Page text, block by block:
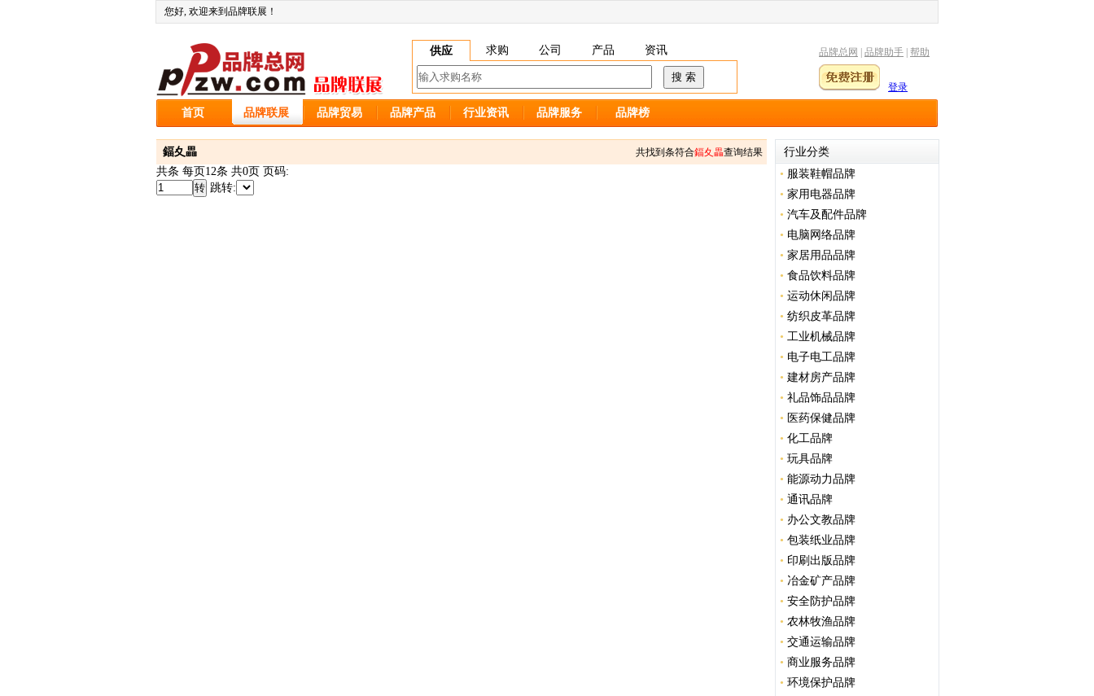
您好, 欢迎来到品牌联展！
供应 求购 公司 产品 资讯 品牌总网 品牌助手 帮助
登录
首页 品牌联展 品牌贸易 品牌产品 行业资讯 品牌服务 品牌榜
共找到 条符合鍢夊畾查询结果
鍢夊畾
共条 每页12条 共0页 页码:
跳转:
行业分类
• 服装鞋帽品牌
• 家用电器品牌
• 汽车及配件品牌
• 电脑网络品牌
• 家居用品品牌
• 食品饮料品牌
• 运动休闲品牌
• 纺织皮革品牌
• 工业机械品牌
• 电子电工品牌
• 建材房产品牌
• 礼品饰品品牌
• 医药保健品牌
• 化工品牌
• 玩具品牌
• 能源动力品牌
• 通讯品牌
• 办公文教品牌
• 包装纸业品牌
• 印刷出版品牌
• 冶金矿产品牌
• 安全防护品牌
• 农林牧渔品牌
• 交通运输品牌
• 商业服务品牌
• 环境保护品牌